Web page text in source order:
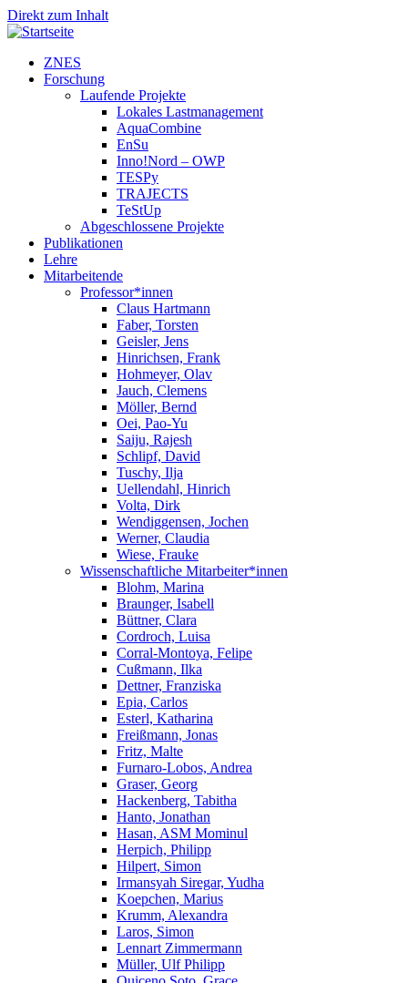
Direkt zum Inhalt
ZNES
Forschung
Laufende Projekte
Lokales Lastmanagement
AquaCombine
EnSu
Inno!Nord – OWP
TESPy
TRAJECTS
TeStUp
Abgeschlossene Projekte
Publikationen
Lehre
Mitarbeitende
Professor*innen
Claus Hartmann
Faber, Torsten
Geisler, Jens
Hinrichsen, Frank
Hohmeyer, Olav
Jauch, Clemens
Möller, Bernd
Oei, Pao-Yu
Saiju, Rajesh
Schlipf, David
Tuschy, Ilja
Uellendahl, Hinrich
Volta, Dirk
Wendiggensen, Jochen
Werner, Claudia
Wiese, Frauke
Wissenschaftliche Mitarbeiter*innen
Blohm, Marina
Braunger, Isabell
Büttner, Clara
Cordroch, Luisa
Corral-Montoya, Felipe
Cußmann, Ilka
Dettner, Franziska
Epia, Carlos
Esterl, Katharina
Freißmann, Jonas
Fritz, Malte
Furnaro-Lobos, Andrea
Graser, Georg
Hackenberg, Tabitha
Hanto, Jonathan
Hasan, ASM Mominul
Herpich, Philipp
Hilpert, Simon
Irmansyah Siregar, Yudha
Koepchen, Marius
Krumm, Alexandra
Laros, Simon
Lennart Zimmermann
Müller, Ulf Philipp